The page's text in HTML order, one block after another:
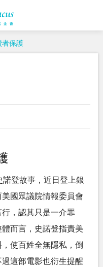
者保護
登故事，近日登上銀
國眾議院情報委員會
，認其只是一介罪
而言，史諾登指責美
使百姓全無隱私，倒
這部電影也衍生提醒